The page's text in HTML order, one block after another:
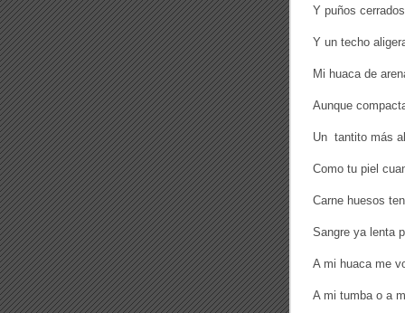
Y puños cerrados
Y un techo
Mi huaca de
Aunque
Un tantito más
Como tu piel
Carne huesos
Sangre ya lenta
A mi huaca me
A mi tumba o a